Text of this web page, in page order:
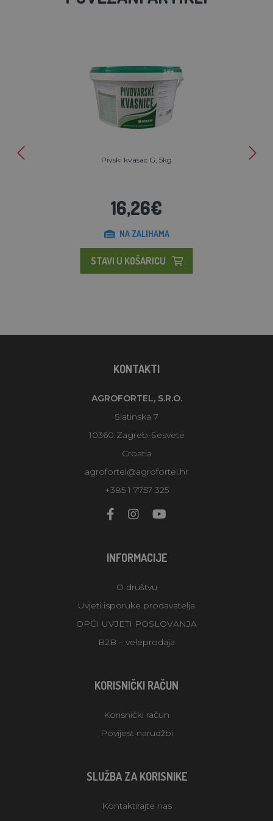
Pivski kvasac G, 5kg
16,26€
NA ZALIHAMA
STAVI U KOŠARICU
KONTAKTI
AGROFORTEL, S.R.O.
Slatinska 7
10360 Zagreb-Sesvete
Croatia
agrofortel@agrofortel.hr
+385 1 7757 325
INFORMACIJE
O društvu
Uvjeti isporuke prodavatelja
OPĆI UVJETI POSLOVANJA
B2B – veleprodaja
KORISNIČKI RAČUN
Korisnički račun
Povijest narudžbi
SLUŽBA ZA KORISNIKE
Kontaktirajte nas